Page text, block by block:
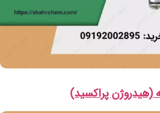
(هیدروژن پراکسید)